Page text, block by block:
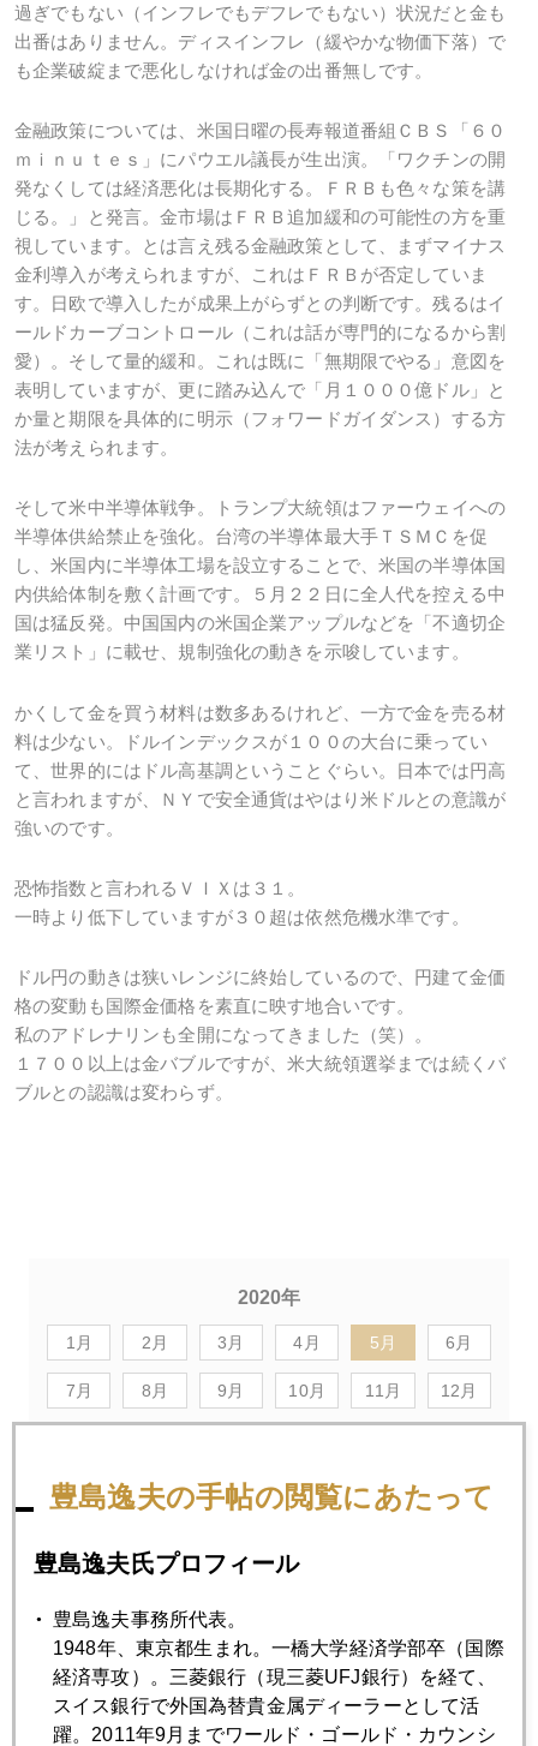
過ぎでもない（インフレでもデフレでもない）状況だと金も
出番はありません。ディスインフレ（緩やかな物価下落）で
も企業破綻まで悪化しなければ金の出番無しです。
金融政策については、米国日曜の長寿報道番組ＣＢＳ「６０
ｍｉｎｕｔｅｓ」にパウエル議長が生出演。「ワクチンの開
発なくしては経済悪化は長期化する。ＦＲＢも色々な策を講
じる。」と発言。金市場はＦＲＢ追加緩和の可能性の方を重
視しています。とは言え残る金融政策として、まずマイナス
金利導入が考えられますが、これはＦＲＢが否定していま
す。日欧で導入したが成果上がらずとの判断です。残るはイ
ールドカーブコントロール（これは話が専門的になるから割
愛）。そして量的緩和。これは既に「無期限でやる」意図を
表明していますが、更に踏み込んで「月１０００億ドル」と
か量と期限を具体的に明示（フォワードガイダンス）する方
法が考えられます。
そして米中半導体戦争。トランプ大統領はファーウェイへの
半導体供給禁止を強化。台湾の半導体最大手ＴＳＭＣを促
し、米国内に半導体工場を設立することで、米国の半導体国
内供給体制を敷く計画です。５月２２日に全人代を控える中
国は猛反発。中国国内の米国企業アップルなどを「不適切企
業リスト」に載せ、規制強化の動きを示唆しています。
かくして金を買う材料は数多あるけれど、一方で金を売る材
料は少ない。ドルインデックスが１００の大台に乗ってい
て、世界的にはドル高基調ということぐらい。日本では円高
と言われますが、ＮＹで安全通貨はやはり米ドルとの意識が
強いのです。
恐怖指数と言われるＶＩＸは３１。
一時より低下していますが３０超は依然危機水準です。
ドル円の動きは狭いレンジに終始しているので、円建て金価
格の変動も国際金価格を素直に映す地合いです。
私のアドレナリンも全開になってきました（笑）。
１７００以上は金バブルですが、米大統領選挙までは続くバ
ブルとの認識は変わらず。
2020年
1月 2月 3月 4月 5月 6月
7月 8月 9月 10月 11月 12月
2020年05月29日
米中「冷戦」エスカレート
第二波のリスク
2020年05月27日
「結果オーライ」の日本のコロナ対策
豊島逸夫の手帖の閲覧にあたって
豊島逸夫氏プロフィール
豊島逸夫事務所代表。
1948年、東京都生まれ。一橋大学経済学部卒（国際
経済専攻）。三菱銀行（現三菱UFJ銀行）を経て、
スイス銀行で外国為替貴金属ディーラーとして活
躍。2011年9月までワールド・ゴールド・カウンシ